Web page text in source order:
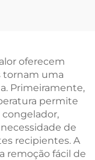
DIY, Molde
e Cobertura
oferecem
tornam uma
Primeiramente,
permite
de
recipientes. A
remoção fácil de